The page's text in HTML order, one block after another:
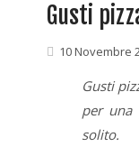
Gusti
10 Novembre
Gusti
per una
solito.